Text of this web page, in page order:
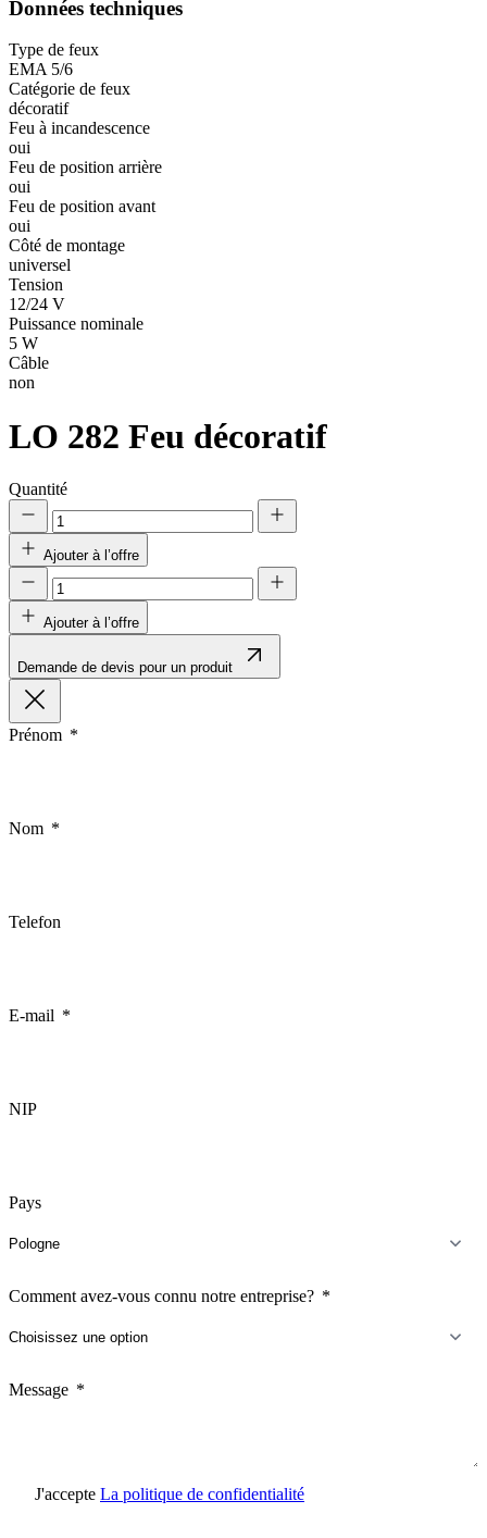
Données techniques
Type de feux
EMA 5/6
Catégorie de feux
décoratif
Feu à incandescence
oui
Feu de position arrière
oui
Feu de position avant
oui
Côté de montage
universel
Tension
12/24 V
Puissance nominale
5 W
Câble
non
LO 282 Feu décoratif
Quantité
Ajouter à l’offre
Ajouter à l’offre
Demande de devis pour un produit
Prénom
Nom
Telefon
E-mail
NIP
Pays
Comment avez-vous connu notre entreprise?
Message
J'accepte La politique de confidentialité